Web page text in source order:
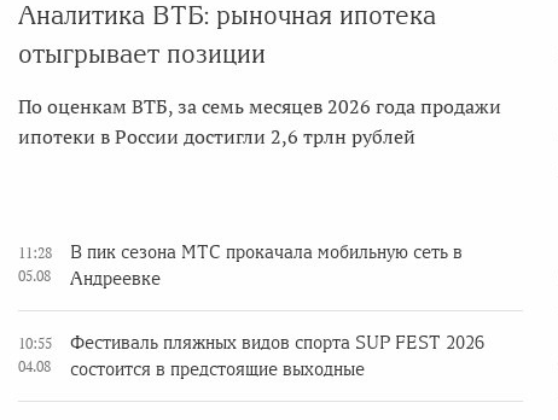
Аналитика ВТБ: рыночная ипотека
отыгрывает позиции
По оценкам ВТБ, за семь месяцев 2026 года продажи
ипотеки в России достигли 2,6 трлн рублей
11:28
05.08
В пик сезона МТС прокачала мобильную сеть в
Андреевке
10:55
04.08
Фестиваль пляжных видов спорта SUP FEST 2026
состоится в предстоящие выходные